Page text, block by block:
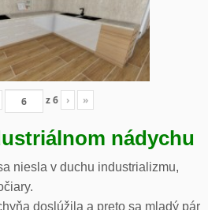
z6 › »
nádychu
niesla v duchu industrializmu,
doslúžila a preto sa mladý pár